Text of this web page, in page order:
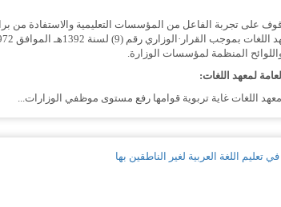
على تجربة الفاعل من المؤسسات التعليمية والاستفادة من
المنظمة لمؤسسات الوزارة.
لمعهد اللغات:
اللغات غاية تربوية قوامها رفع مستوى موظفي الوزارات...
في تعليم اللغة العربية لغير الناطقين بها